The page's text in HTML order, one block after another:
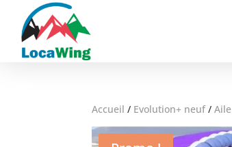
Accueil / Evolution+ neuf/Aile